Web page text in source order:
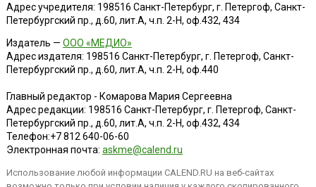
Адрес учредителя: 198516 Санкт-Петербург, г. Петергоф, Санкт-
Петербургский пр., д.60, лит.А, ч.п. 2-Н, оф.432, 434
Издатель — ООО «МЕДИО»
Адрес издателя: 198516 Санкт-Петербург, г. Петергоф, Санкт-
Петербургский пр., д.60, лит.А, ч.п. 2-Н, оф.440
Главный редактор - Комарова Мария Сергеевна
Адрес редакции: 198516 Санкт-Петербург, г. Петергоф, Санкт-
Петербургский пр., д.60, лит.А, ч.п. 2-Н, оф.432, 434
Телефон:+7 812 640-06-60
Электронная почта: askme@calend.ru
Использование любой информации CALEND.RU на веб-сайтах